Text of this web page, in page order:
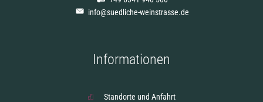
info@suedliche-weinstrasse.de
Informationen
Standorte und Anfahrt